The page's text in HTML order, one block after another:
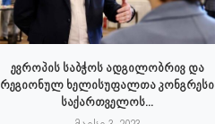
ევროპის საბჭოს ადგილობრივ და
რეგიონულ ხელისუფალთა კონგრესი
საქართველოს...